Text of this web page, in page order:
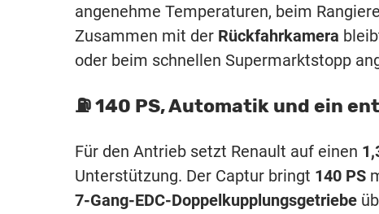
angenehme Temperaturen, beim
Zusammen mit der Rückfahrkamera
oder beim schnellen Supermarktstopp
⛽️ 140 PS, Automatik und ein
Für den Antrieb setzt Renault auf einen
Unterstützung. Der Captur bringt 140 PS
7-Gang-EDC-Doppelkupplungsgetriebe